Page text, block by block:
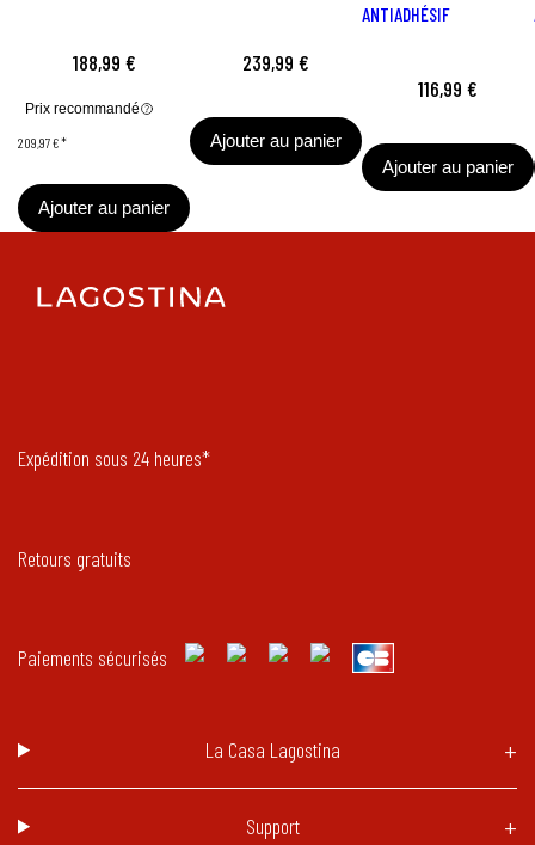
188,99 €
Prix recommandé
209,97 €*
Ajouter au panier
239,99 €
Ajouter au panier
ANTIADHÉSIF
116,99 €
Ajouter au panier
Expédition sous 24 heures*
Retours gratuits
Paiements sécurisés
La Casa Lagostina
Support